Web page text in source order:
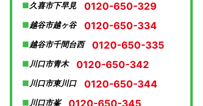
久喜市下早見 0120-650-329
越谷市越ヶ谷 0120-650-334
越谷市千間台西 0120-650-335
川口市青木 0120-650-342
川口市東川口 0120-650-344
川口市峯 0120-650-345